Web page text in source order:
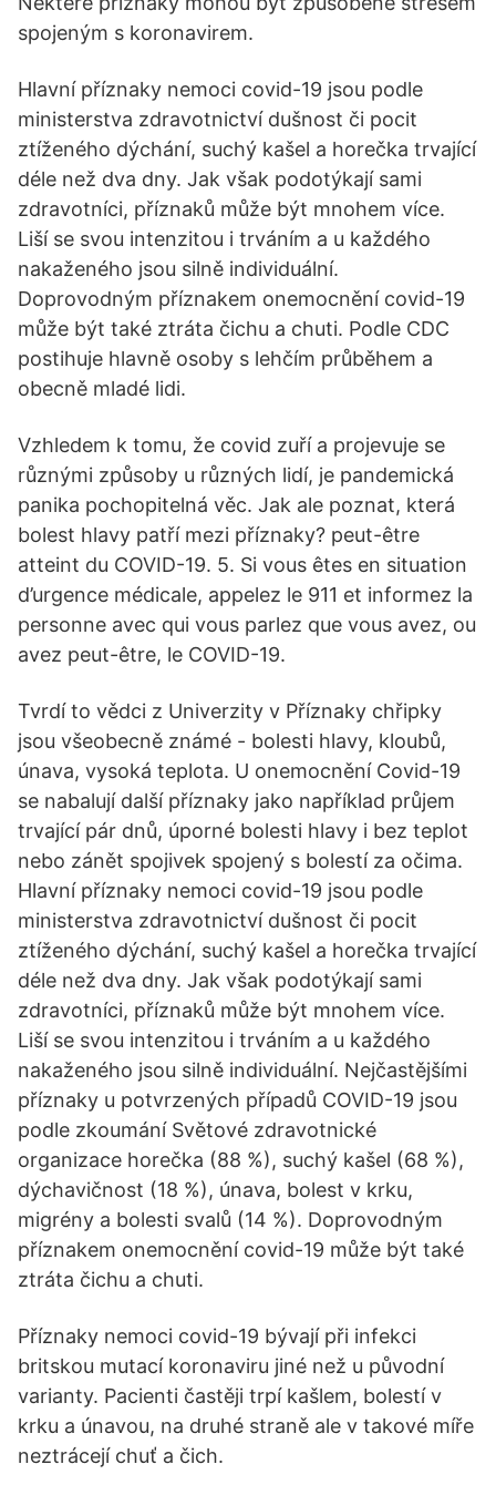
spojeným s koronavirem.
Hlavní příznaky nemoci covid-19 jsou podle
ministerstva zdravotnictví dušnost či pocit
ztíženého dýchání, suchý kašel a horečka trvající
déle než dva dny. Jak však podotýkají sami
zdravotníci, příznaků může být mnohem více.
Liší se svou intenzitou i trváním a u každého
nakaženého jsou silně individuální.
Doprovodným příznakem onemocnění covid-19
může být také ztráta čichu a chuti. Podle CDC
postihuje hlavně osoby s lehčím průběhem a
obecně mladé lidi.
Vzhledem k tomu, že covid zuří a projevuje se
různými způsoby u různých lidí, je pandemická
panika pochopitelná věc. Jak ale poznat, která
bolest hlavy patří mezi příznaky? peut-être
atteint du COVID-19. 5. Si vous êtes en situation
d’urgence médicale, appelez le 911 et informez la
personne avec qui vous parlez que vous avez, ou
avez peut-être, le COVID-19.
Tvrdí to vědci z Univerzity v Příznaky chřipky
jsou všeobecně známé - bolesti hlavy, kloubů,
únava, vysoká teplota. U onemocnění Covid-19
se nabalují další příznaky jako například průjem
trvající pár dnů, úporné bolesti hlavy i bez teplot
nebo zánět spojivek spojený s bolestí za očima.
Hlavní příznaky nemoci covid-19 jsou podle
ministerstva zdravotnictví dušnost či pocit
ztíženého dýchání, suchý kašel a horečka trvající
déle než dva dny. Jak však podotýkají sami
zdravotníci, příznaků může být mnohem více.
Liší se svou intenzitou i trváním a u každého
nakaženého jsou silně individuální. Nejčastějšími
příznaky u potvrzených případů COVID-19 jsou
podle zkoumání Světové zdravotnické
organizace horečka (88 %), suchý kašel (68 %),
dýchavičnost (18 %), únava, bolest v krku,
migrény a bolesti svalů (14 %). Doprovodným
příznakem onemocnění covid-19 může být také
ztráta čichu a chuti.
Příznaky nemoci covid-19 bývají při infekci
britskou mutací koronaviru jiné než u původní
varianty. Pacienti častěji trpí kašlem, bolestí v
krku a únavou, na druhé straně ale v takové míře
neztrácejí chuť a čich.